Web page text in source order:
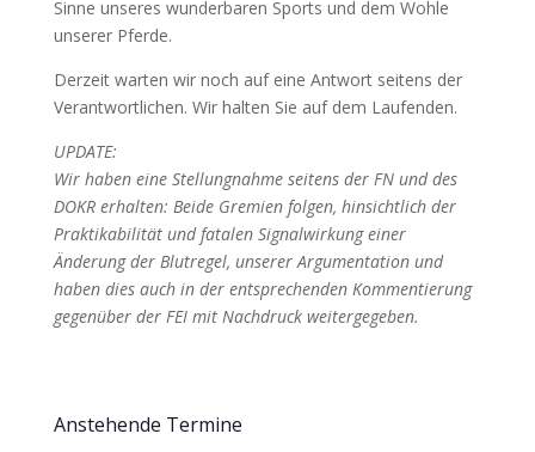
Sinne unseres wunderbaren Sports und dem Wohle
unserer Pferde.
Derzeit warten wir noch auf eine Antwort seitens der
Verantwortlichen. Wir halten Sie auf dem Laufenden.
UPDATE:
Wir haben eine Stellungnahme seitens der FN und des
DOKR erhalten: Beide Gremien folgen, hinsichtlich der
Praktikabilität und fatalen Signalwirkung einer
Änderung der Blutregel, unserer Argumentation und
haben dies auch in der entsprechenden Kommentierung
gegenüber der FEI mit Nachdruck weitergegeben.
Anstehende Termine